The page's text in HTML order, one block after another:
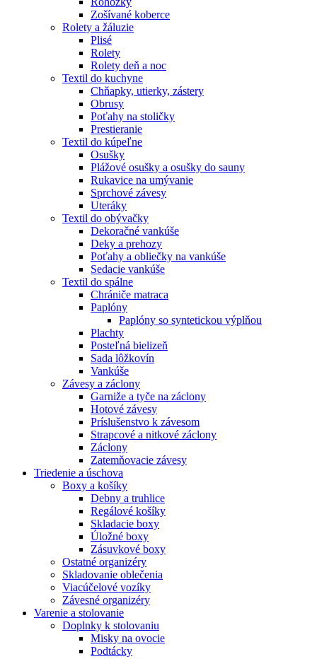
Zošívané koberce
Rolety a žáluzie
Plisé
Rolety
Rolety deň a noc
Textil do kuchyne
Chňapky, utierky, zástery
Obrusy
Poťahy na stoličky
Prestieranie
Textil do kúpeľne
Osušky
Plážové osušky a osušky do sauny
Rukavice na umývanie
Sprchové závesy
Uteráky
Textil do obývačky
Dekoračné vankúše
Deky a prehozy
Poťahy a obliečky na vankúše
Sedacie vankúše
Textil do spálne
Chrániče matraca
Paplóny
Paplóny so syntetickou výplňou
Plachty
Posteľná bielizeň
Sada lôžkovín
Vankúše
Závesy a záclony
Garniže a tyče na záclony
Hotové závesy
Príslušenstvo k závesom
Strapcové a nitkové záclony
Záclony
Zatemňovacie závesy
Triedenie a úschova
Boxy a košíky
Debny a truhlice
Regálové košíky
Skladacie boxy
Úložné boxy
Zásuvkové boxy
Ostatné organizéry
Skladovanie oblečenia
Viacúčelové vozíky
Závesné organizéry
Varenie a stolovanie
Doplnky k stolovaniu
Misky na ovocie
Podtácky